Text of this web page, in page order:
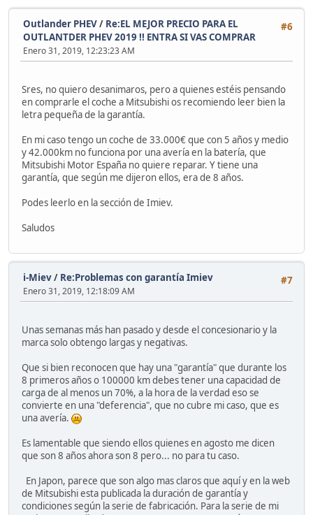
#6
Outlander PHEV/ Re:EL MEJOR PRECIO PARA EL
OUTLANTDER PHEV 2019 !! ENTRA SI VAS COMPRAR
Enero 31, 2019, 12:23:23 AM
Sres, no quiero desanimaros, pero a quienes estéis pensando
en comprarle el coche a Mitsubishi os recomiendo leer bien la
letra pequeña de la garantía.
En mi caso tengo un coche de 33.000€ que con 5 años y medio
y 42.000km no funciona por una avería en la batería, que
Mitsubishi Motor España no quiere reparar. Y tiene una
garantía, que según me dijeron ellos, era de 8 años.
Podes leerlo en la sección de Imiev.
Saludos
#7
i-Miev/ Re:Problemas con garantía Imiev
Enero 31, 2019, 12:18:09 AM
Unas semanas más han pasado y desde el concesionario y la
marca solo obtengo largas y negativas.
Que si bien reconocen que hay una "garantía" que durante los
8 primeros años o 100000 km debes tener una capacidad de
carga de al menos un 70%, a la hora de la verdad eso se
convierte en una "deferencia", que no cubre mi caso, que es
una avería.
Es lamentable que siendo ellos quienes en agosto me dicen
que son 8 años ahora son 8 pero... no para tu caso.
En Japon, parece que son algo mas claros que aquí y en la web
de Mitsubishi esta publicada la duración de garantía y
condiciones según la serie de fabricación. Para la serie de mi